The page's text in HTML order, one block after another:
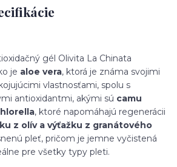
gél Olivita La Chinata
je aloe vera, ktorá je známa svojimi
vlastnosťami, spolu s
antioxidantmi, akými sú camu
, ktoré napomáhajú regenerácii
z olív a výťažku z granátového
pleť, pričom je jemne vyčistená
pre všetky typy pleti.